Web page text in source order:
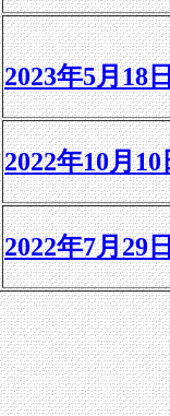
2023年5月18
2022年10月
2022年7月29